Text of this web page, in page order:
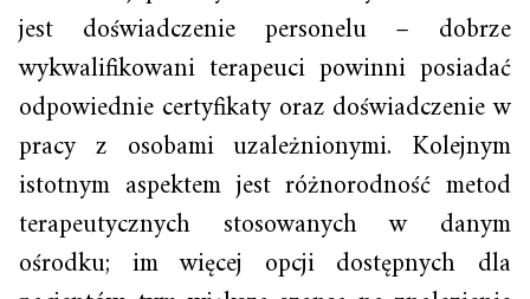
jest doświadczenie personelu – dobrze
wykwalifikowani terapeuci powinni posiadać
odpowiednie certyfikaty oraz doświadczenie w
pracy z osobami uzależnionymi. Kolejnym
istotnym aspektem jest różnorodność metod
terapeutycznych stosowanych w danym
ośrodku; im więcej opcji dostępnych dla